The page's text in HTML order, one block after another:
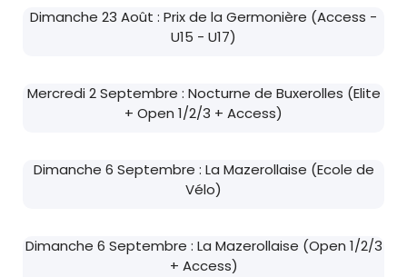
Dimanche 23 Août : Prix de la Germonière (Access -
U15 - U17)
Mercredi 2 Septembre : Nocturne de Buxerolles (Elite
+ Open 1/2/3 + Access)
Dimanche 6 Septembre : La Mazerollaise (Ecole de
Vélo)
Dimanche 6 Septembre : La Mazerollaise (Open 1/2/3
+ Access)